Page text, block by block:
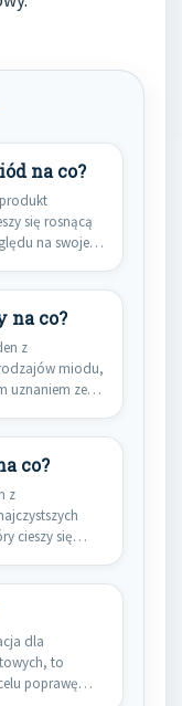
na co?
się rosnącą
na swoje
na co?
z
miodu,
uznaniem ze
co?
z
cieszy się
dla
to
poprawę